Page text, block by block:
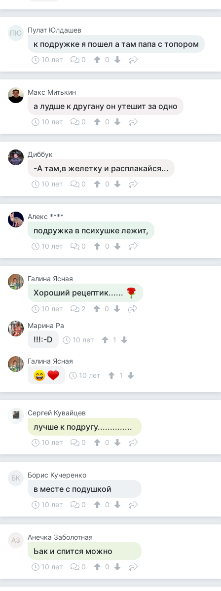
ПЮ Пулат Юлдашев
к подружке я пошел а там папа с топором
10 лет 0 0
Макс Митькин
а лудше к другану он утешит за одно
10 лет 0 0
Диббук
-А там,в желетку и расплакайся...
10 лет 0 0
Алекс ****
подружка в психушке лежит,
10 лет 0 0
Галина Ясная
Хороший рецептик......
10 лет 2
0
Марина Ра
!!!:-D 10 лет 1
Галина Ясная
10 лет
1
Сергей Кувайцев
лучше к подругу..............
10 лет 0 0
БК Борис Кучеренко
в месте с подушкой
10 лет 0 0
АЗ Анечка Заболотная
Ьак и спится можно
10 лет 0 0